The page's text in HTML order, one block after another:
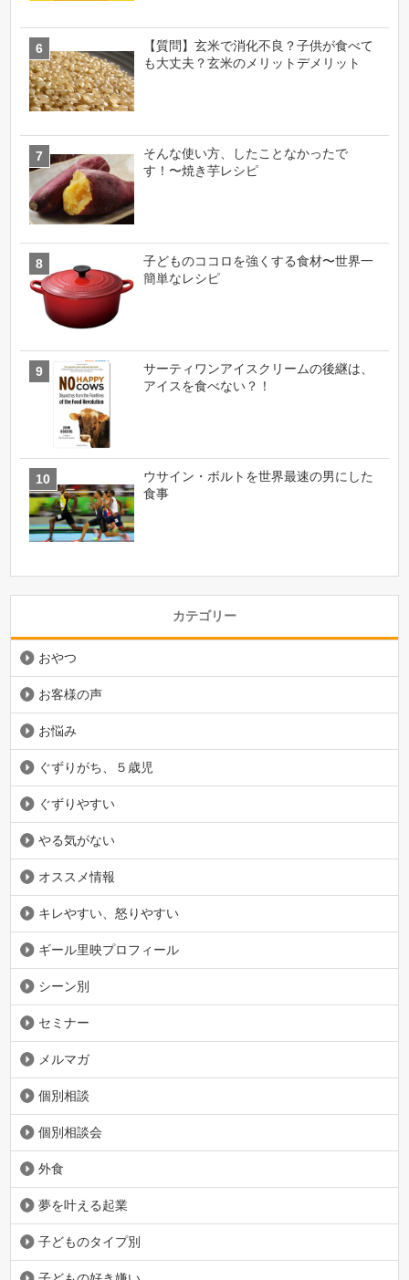
【質問】玄米で消化不良？子供が食べて
も大丈夫？玄米のメリットデメリット
そんな使い方、したことなかったで
す！〜焼き芋レシピ
子どものココロを強くする食材〜世界一
簡単なレシピ
サーティワンアイスクリームの後継は、
アイスを食べない？！
ウサイン・ボルトを世界最速の男にした
食事
カテゴリー
おやつ
お客様の声
お悩み
ぐずりがち、５歳児
ぐずりやすい
やる気がない
オススメ情報
キレやすい、怒りやすい
ギール里映プロフィール
シーン別
セミナー
メルマガ
個別相談
個別相談会
外食
夢を叶える起業
子どものタイプ別